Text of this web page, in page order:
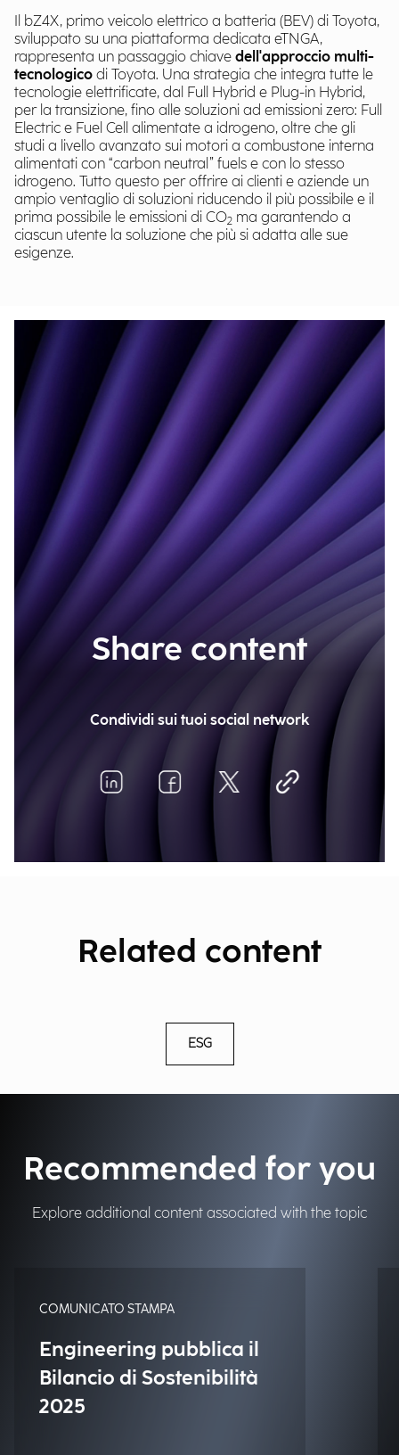
Il bZ4X, primo veicolo elettrico a batteria (BEV) di Toyota,
sviluppato su una piattaforma dedicata eTNGA,
rappresenta un passaggio chiave dell'approccio multi-
tecnologico di Toyota. Una strategia che integra tutte le
tecnologie elettrificate, dal Full Hybrid e Plug-in Hybrid,
per la transizione, fino alle soluzioni ad emissioni zero: Full
Electric e Fuel Cell alimentate a idrogeno, oltre che gli
studi a livello avanzato sui motori a combustone interna
alimentati con “carbon neutral” fuels e con lo stesso
idrogeno. Tutto questo per offrire ai clienti e aziende un
ampio ventaglio di soluzioni riducendo il più possibile e il
prima possibile le emissioni di CO2 ma garantendo a
ciascun utente la soluzione che più si adatta alle sue
esigenze.
Share content
Condividi sui tuoi social network
Related content
ESG
Recommended for you
Explore additional content associated with the topic
COMUNICATO STAMPA
Engineering pubblica il
Bilancio di Sostenibilità
2025